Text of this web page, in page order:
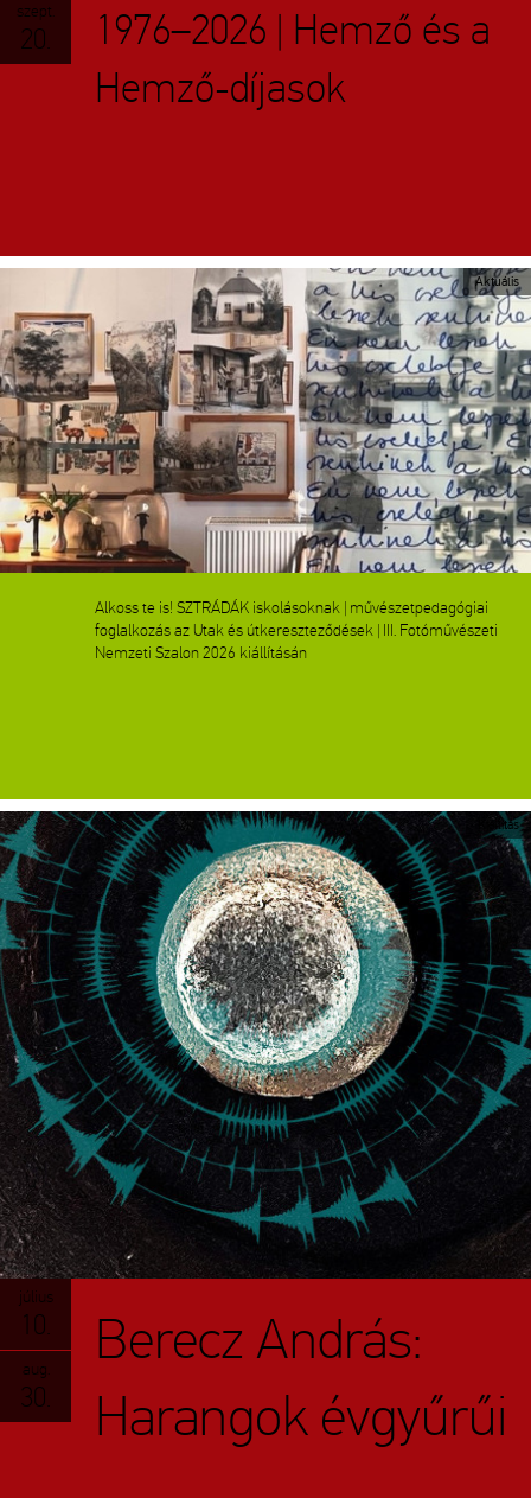
szept.
20.
1976–2026 | Hemző és a
Hemző-díjasok
Alkoss te is! SZTRÁDÁK iskolásoknak | művészetpedagógiai
foglalkozás az Utak és útkereszteződések | III. Fotóművészeti
Nemzeti Szalon 2026 kiállításán
Aktuális
július
10.
aug.
30.
Berecz András:
Harangok évgyűrűi
Kiállítás